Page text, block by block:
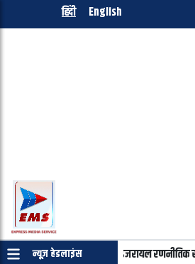
हिंदी English
न्यूज़ हेडलाइंस
की फोन पर बातचीत, भारत-इजरायल रणनीतिक